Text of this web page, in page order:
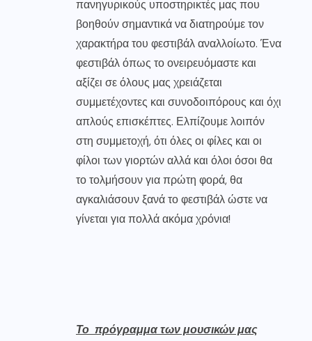
πανηγυρικούς υποστηρικτές μας που
βοηθούν σημαντικά να διατηρούμε τον
χαρακτήρα του φεστιβάλ αναλλοίωτο. Ένα
φεστιβάλ όπως το ονειρευόμαστε και
αξίζει σε όλους μας χρειάζεται
συμμετέχοντες και συνοδοιπόρους και όχι
απλούς επισκέπτες. Ελπίζουμε λοιπόν
στη συμμετοχή, ότι όλες οι φίλες και οι
φίλοι των γιορτών αλλά και όλοι όσοι θα
το τολμήσουν για πρώτη φορά, θα
αγκαλιάσουν ξανά το φεστιβάλ ώστε να
γίνεται για πολλά ακόμα χρόνια!
Το πρόγραμμα των μουσικών μας